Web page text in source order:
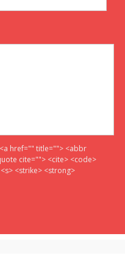
<a href="" title=""> <abbr
cite=""> <cite> <code>
<strike> <strong>